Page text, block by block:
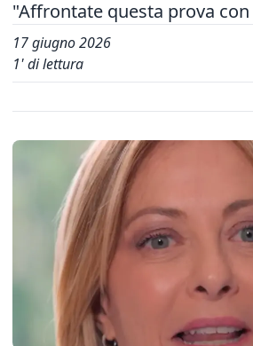
"Affrontate questa prova
17 giugno 2026
1' di lettura